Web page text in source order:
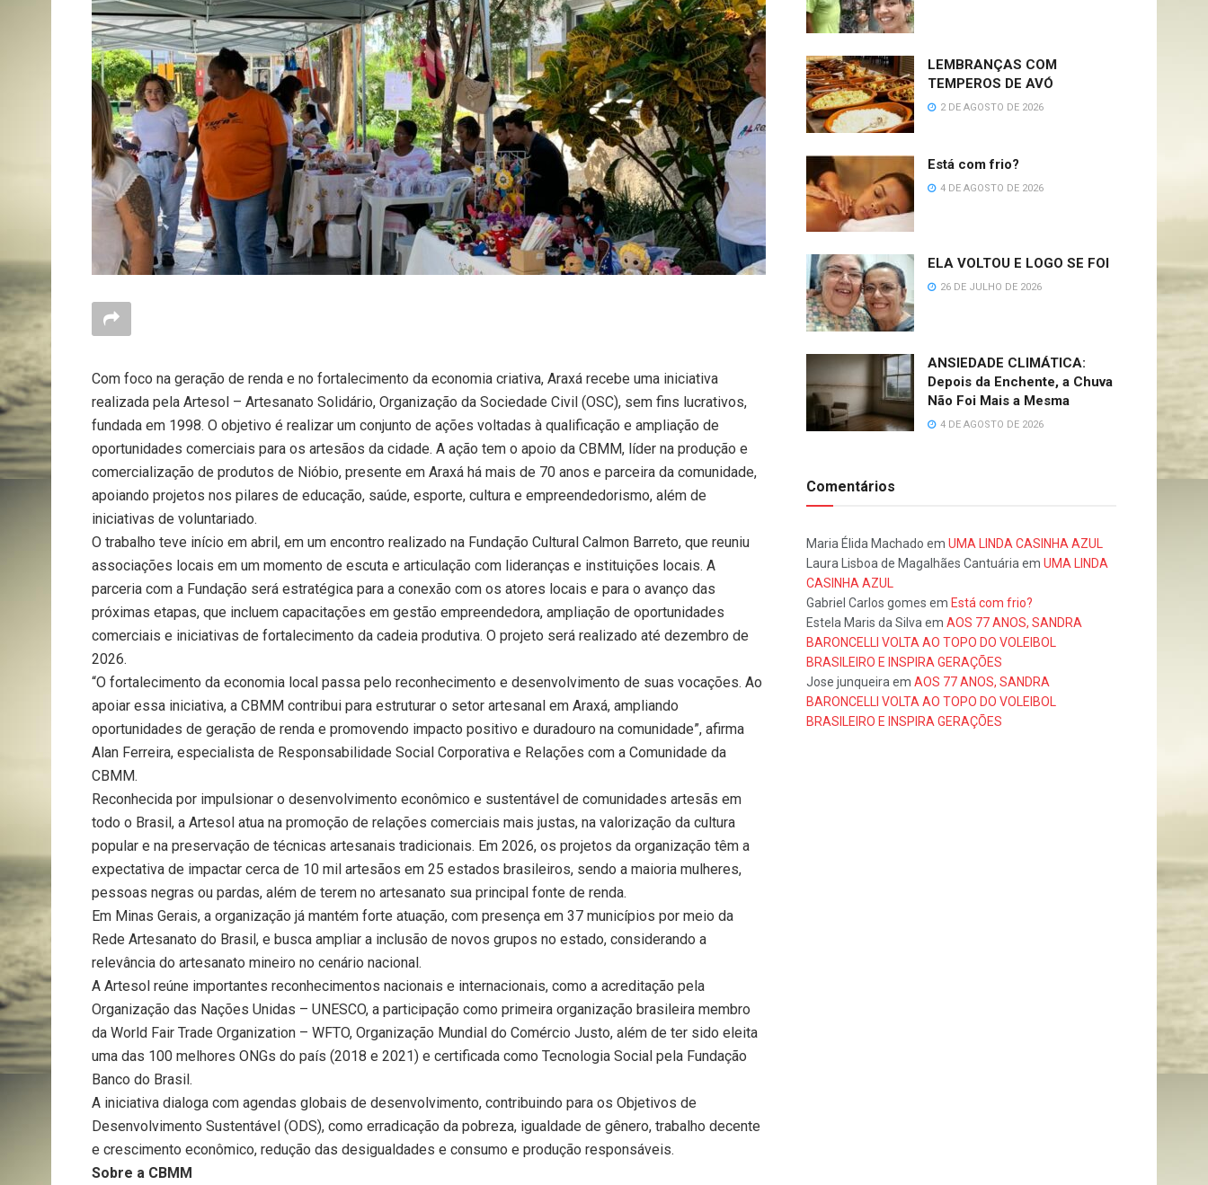
Com foco na geração de renda e no fortalecimento da economia criativa, Araxá recebe uma iniciativa
realizada pela Artesol – Artesanato Solidário, Organização da Sociedade Civil (OSC), sem fins lucrativos,
fundada em 1998. O objetivo é realizar um conjunto de ações voltadas à qualificação e ampliação de
oportunidades comerciais para os artesãos da cidade. A ação tem o apoio da CBMM, líder na produção e
comercialização de produtos de Nióbio, presente em Araxá há mais de 70 anos e parceira da comunidade,
apoiando projetos nos pilares de educação, saúde, esporte, cultura e empreendedorismo, além de
iniciativas de voluntariado.
O trabalho teve início em abril, em um encontro realizado na Fundação Cultural Calmon Barreto, que reuniu
associações locais em um momento de escuta e articulação com lideranças e instituições locais. A
parceria com a Fundação será estratégica para a conexão com os atores locais e para o avanço das
próximas etapas, que incluem capacitações em gestão empreendedora, ampliação de oportunidades
comerciais e iniciativas de fortalecimento da cadeia produtiva. O projeto será realizado até dezembro de
2026.
“O fortalecimento da economia local passa pelo reconhecimento e desenvolvimento de suas vocações. Ao
apoiar essa iniciativa, a CBMM contribui para estruturar o setor artesanal em Araxá, ampliando
oportunidades de geração de renda e promovendo impacto positivo e duradouro na comunidade”, afirma
Alan Ferreira, especialista de Responsabilidade Social Corporativa e Relações com a Comunidade da
CBMM.
Reconhecida por impulsionar o desenvolvimento econômico e sustentável de comunidades artesãs em
todo o Brasil, a Artesol atua na promoção de relações comerciais mais justas, na valorização da cultura
popular e na preservação de técnicas artesanais tradicionais. Em 2026, os projetos da organização têm a
expectativa de impactar cerca de 10 mil artesãos em 25 estados brasileiros, sendo a maioria mulheres,
pessoas negras ou pardas, além de terem no artesanato sua principal fonte de renda.
Em Minas Gerais, a organização já mantém forte atuação, com presença em 37 municípios por meio da
Rede Artesanato do Brasil, e busca ampliar a inclusão de novos grupos no estado, considerando a
relevância do artesanato mineiro no cenário nacional.
A Artesol reúne importantes reconhecimentos nacionais e internacionais, como a acreditação pela
Organização das Nações Unidas – UNESCO, a participação como primeira organização brasileira membro
da World Fair Trade Organization – WFTO, Organização Mundial do Comércio Justo, além de ter sido eleita
uma das 100 melhores ONGs do país (2018 e 2021) e certificada como Tecnologia Social pela Fundação
Banco do Brasil.
A iniciativa dialoga com agendas globais de desenvolvimento, contribuindo para os Objetivos de
Desenvolvimento Sustentável (ODS), como erradicação da pobreza, igualdade de gênero, trabalho decente
e crescimento econômico, redução das desigualdades e consumo e produção responsáveis.
Sobre a CBMM
LEMBRANÇAS COM
TEMPEROS DE AVÓ
2 DE AGOSTO DE 2026
Está com frio?
4 DE AGOSTO DE 2026
ELA VOLTOU E LOGO SE FOI
26 DE JULHO DE 2026
ANSIEDADE CLIMÁTICA:
Depois da Enchente, a Chuva
Não Foi Mais a Mesma
4 DE AGOSTO DE 2026
Comentários
Maria Élida Machado em UMA LINDA CASINHA AZUL
Laura Lisboa de Magalhães Cantuária em UMA LINDA
CASINHA AZUL
Gabriel Carlos gomes em Está com frio?
Estela Maris da Silva em AOS 77 ANOS, SANDRA
BARONCELLI VOLTA AO TOPO DO VOLEIBOL
BRASILEIRO E INSPIRA GERAÇÕES
Jose junqueira em AOS 77 ANOS, SANDRA
BARONCELLI VOLTA AO TOPO DO VOLEIBOL
BRASILEIRO E INSPIRA GERAÇÕES